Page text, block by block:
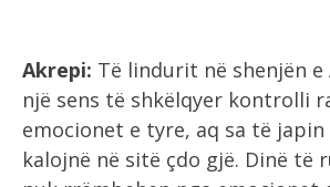
Akrepi: Të lindurit në shenjën
një sens të shkëlqyer kontrolli
emocionet e tyre, aq sa të japin
kalojnë në sitë çdo gjë. Dinë të